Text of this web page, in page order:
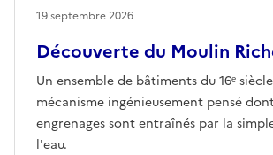
Découverte du Moulin
Un ensemble de bâtiments du 16ᵉ
mécanisme ingénieusement pensé
engrenages sont entraînés par la
l'eau.
19 septembre 2026